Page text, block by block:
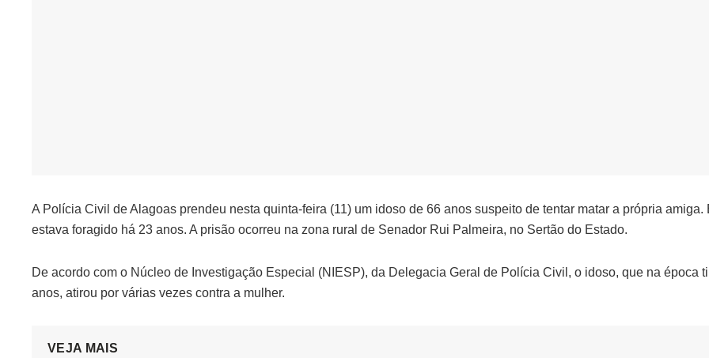
A Polícia Civil de Alagoas prendeu nesta quinta-feira (11) um idoso de 66 anos suspeito de tentar matar a própria amiga.
estava foragido há 23 anos. A prisão ocorreu na zona rural de Senador Rui Palmeira, no Sertão do Estado.
De acordo com o Núcleo de Investigação Especial (NIESP), da Delegacia Geral de Polícia Civil, o idoso, que na época
anos, atirou por várias vezes contra a mulher.
VEJA MAIS